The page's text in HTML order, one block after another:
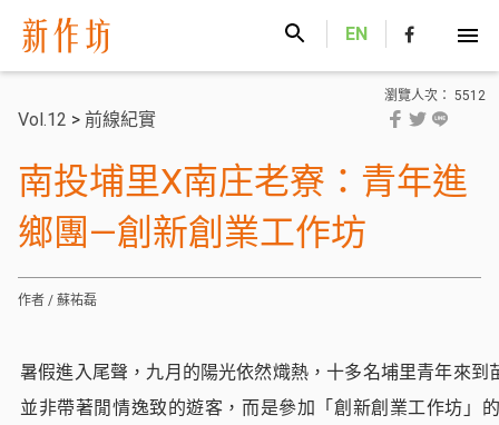
EN
瀏覽人次： 5512
Vol.12 > 前線紀實
南投埔里X南庄老寮：青年進
鄉團—創新創業工作坊
作者 / 蘇祐磊
暑假進入尾聲，九月的陽光依然熾熱，十多名埔里青年來
並非帶著閒情逸致的遊客，而是參加「創新創業工作坊」